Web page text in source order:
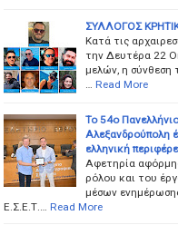
ΣΥΛΛΟΓΟΣ
Κατά τις
την Δευτέρα 22
μελών, η σύνθεση
Read More
Το 54ο
Αλεξανδρούπολη
ελληνική
Αφετηρία
ρόλου και του
μέσων
Ε.Σ.Ε.Τ.…
Read More